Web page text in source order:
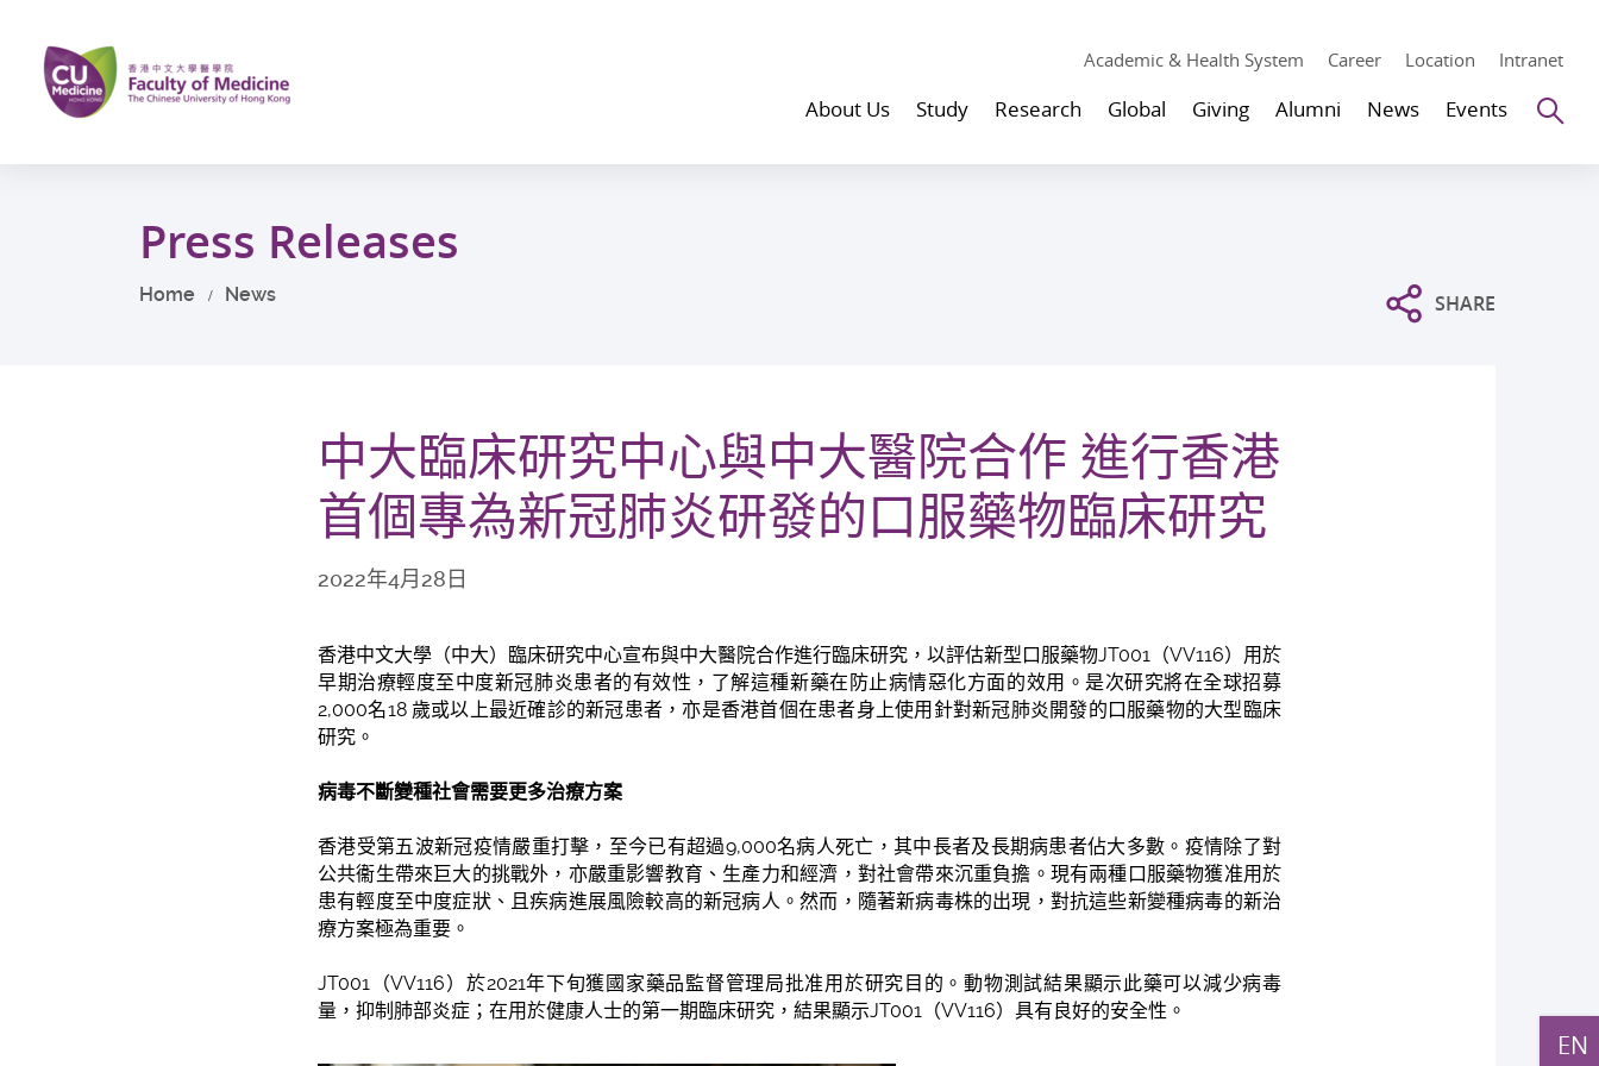
main
content
Academic & Health System Career Location Intranet
About Us Study Research Global Giving Alumni News Events
Press Releases
Home News SHARE
EN
中大臨床研究中心與中大醫院合作 進行香港
首個專為新冠肺炎研發的口服藥物臨床研究
2022年4月28日
香港中文大學（中大）臨床研究中心宣布與中大醫院合作進行臨床研究，以評估新型口服藥物JT001（VV116）用於
早期治療輕度至中度新冠肺炎患者的有效性，了解這種新藥在防止病情惡化方面的效用。是次研究將在全球招募
2,000名18 歲或以上最近確診的新冠患者，亦是香港首個在患者身上使用針對新冠肺炎開發的口服藥物的大型臨床
研究。
病毒不斷變種社會需要更多治療方案
香港受第五波新冠疫情嚴重打擊，至今已有超過9,000名病人死亡，其中長者及長期病患者佔大多數。疫情除了對
公共衞生帶來巨大的挑戰外，亦嚴重影響教育、生產力和經濟，對社會帶來沉重負擔。現有兩種口服藥物獲准用於
患有輕度至中度症狀、且疾病進展風險較高的新冠病人。然而，隨著新病毒株的出現，對抗這些新變種病毒的新治
療方案極為重要。
JT001（VV116）於2021年下旬獲國家藥品監督管理局批准用於研究目的。動物測試結果顯示此藥可以減少病毒
量，抑制肺部炎症；在用於健康人士的第一期臨床研究，結果顯示JT001（VV116）具有良好的安全性。